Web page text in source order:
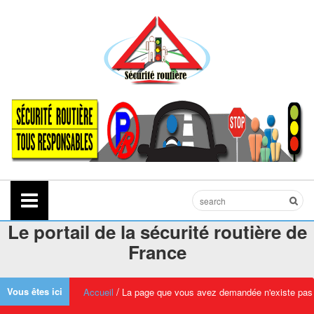
Le portail de la sécurité routière de
France
Vous êtes ici Accueil / La page que vous avez demandée n'existe pas